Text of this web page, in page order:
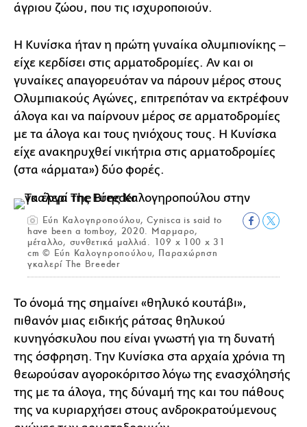
άγριου ζώου, που τις ισχυροποιούν.
Η Κυνίσκα ήταν η πρώτη γυναίκα ολυμπιονίκης ‒
είχε κερδίσει στις αρματοδρομίες. Αν και οι
γυναίκες απαγορευόταν να πάρουν μέρος στους
Ολυμπιακούς Αγώνες, επιτρεπόταν να εκτρέφουν
άλογα και να παίρνουν μέρος σε αρματοδρομίες
με τα άλογα και τους ηνιόχους τους. Η Κυνίσκα
είχε ανακηρυχθεί νικήτρια στις αρματοδρομίες
(στα «άρματα») δύο φορές.
Εύη Καλογηροπούλου, Cynisca is said to
have been a tomboy, 2020. Mαρμαρο,
μέταλλο, συνθετικά μαλλιά. 109 x 100 x 31
cm © Εύη Καλογηροπούλου, Παραχώρηση
γκαλερί The Breeder
To όνομά της σημαίνει «θηλυκό κουτάβι»,
πιθανόν μιας ειδικής ράτσας θηλυκού
κυνηγόσκυλου που είναι γνωστή για τη δυνατή
της όσφρηση. Την Κυνίσκα στα αρχαία χρόνια τη
θεωρούσαν αγοροκόριτσο λόγω της ενασχόλησής
της με τα άλογα, της δύναμή της και του πάθους
της να κυριαρχήσει στους ανδροκρατούμενους